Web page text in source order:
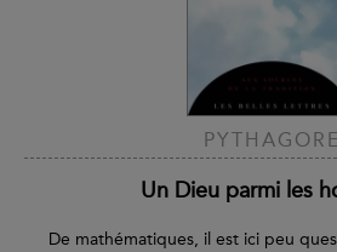
PYTHAGORE
Un Dieu parmi les
De mathématiques, il est ici peu